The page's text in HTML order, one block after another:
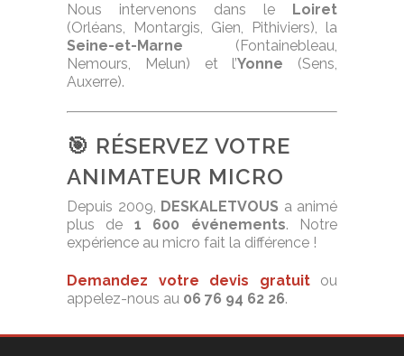
Nous intervenons dans le
Loiret
(Orléans, Montargis, Gien, Pithiviers), la
Seine-et-Marne (Fontainebleau,
Nemours, Melun) et l’Yonne (Sens,
Auxerre).
🎯 RÉSERVEZ VOTRE
ANIMATEUR MICRO
Depuis 2009, DESKALETVOUS a animé
plus de 1 600 événements. Notre
expérience au micro fait la différence !
Demandez votre devis gratuitou
appelez-nous au 06 76 94 62 26.